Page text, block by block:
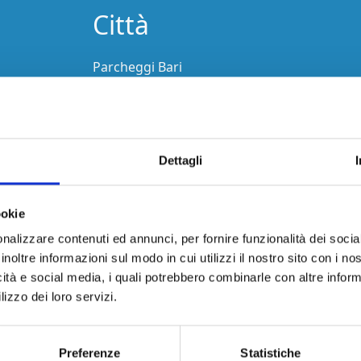
Dettagli
contenuti ed annunci, per fornire funzionalità dei
informazioni sul modo in cui utilizzi il nostro sito con i
e social media, i quali potrebbero combinarle con altre
dei loro servizi.
Preferenze Statistiche
Città
Parcheggi Bari
Parcheggi Napoli
Parcheggi Roma
Parcheggi Rosarno
Parcheggi Venezia
Stazione
Parcheggi Bari Stazione